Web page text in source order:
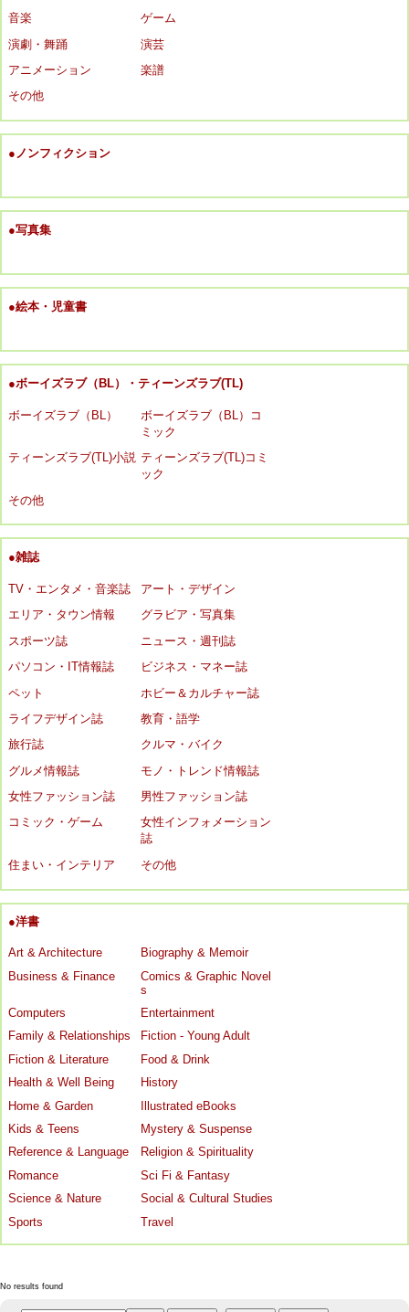
音楽
ゲーム
演劇・舞踊
演芸
アニメーション
楽譜
その他
●ノンフィクション
●写真集
●絵本・児童書
●ボーイズラブ（BL）・ティーンズラブ(TL)
ボーイズラブ（BL）
ボーイズラブ（BL）コ
ミック
ティーンズラブ(TL)小説 ティーンズラブ(TL)コミ
ック
その他
●雑誌
TV・エンタメ・音楽誌
アート・デザイン
エリア・タウン情報
グラビア・写真集
スポーツ誌
ニュース・週刊誌
パソコン・IT情報誌
ビジネス・マネー誌
ペット
ホビー＆カルチャー誌
ライフデザイン誌
教育・語学
旅行誌
クルマ・バイク
グルメ情報誌
モノ・トレンド情報誌
女性ファッション誌
男性ファッション誌
コミック・ゲーム
女性インフォメーション
誌
住まい・インテリア
その他
●洋書
Art & Architecture
Biography & Memoir
Business & Finance
Comics & Graphic Novel
s
Computers
Entertainment
Family & Relationships
Fiction - Young Adult
Fiction & Literature
Food & Drink
Health & Well Being
History
Home & Garden
Illustrated eBooks
Kids & Teens
Mystery & Suspense
Reference & Language
Religion & Spirituality
Romance
Sci Fi & Fantasy
Science & Nature
Social & Cultural Studies
Sports
Travel
No results found